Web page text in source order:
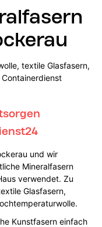
textile Glasfasern,
und wir
Mineralfasern
verwendet. Zu
Glasfasern,
Kunstfasern einfach